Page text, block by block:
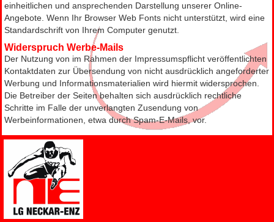
einheitlichen und ansprechenden Darstellung unserer Online-
Angebote. Wenn Ihr Browser Web Fonts nicht unterstützt, wird eine
Standardschrift von Ihrem Computer genutzt.
Widerspruch Werbe-Mails
Der Nutzung von im Rahmen der Impressumspflicht veröffentlichten
Kontaktdaten zur Übersendung von nicht ausdrücklich angeforderter
Werbung und Informationsmaterialien wird hiermit widersprochen.
Die Betreiber der Seiten behalten sich ausdrücklich rechtliche
Schritte im Falle der unverlangten Zusendung von
Werbeinformationen, etwa durch Spam-E-Mails, vor.